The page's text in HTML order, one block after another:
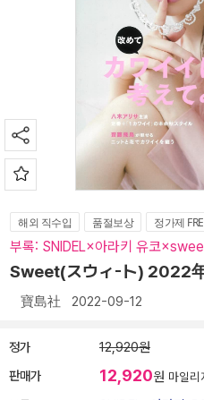
해외 직수입 품절보상 정가제
부록: SNIDEL×아라키 유코
Sweet(スウィ-ト) 2022
寶島社 2022-09-12
정가 12,920원
판매가 12,920원 마일